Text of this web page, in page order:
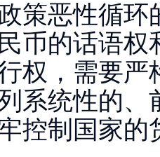
策恶性循
币的话语
权，需要
系统性的
控制国家